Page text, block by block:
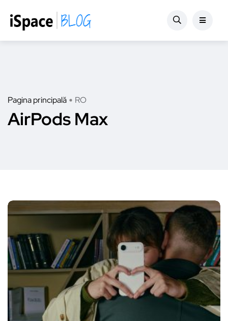
Pagina principală RO
AirPods Max